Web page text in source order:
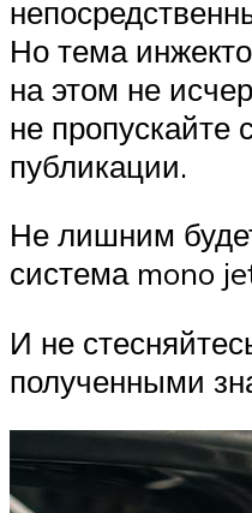
Но тема
на этом не
не
публикации.
Не лишним
система mono
И не
полученными